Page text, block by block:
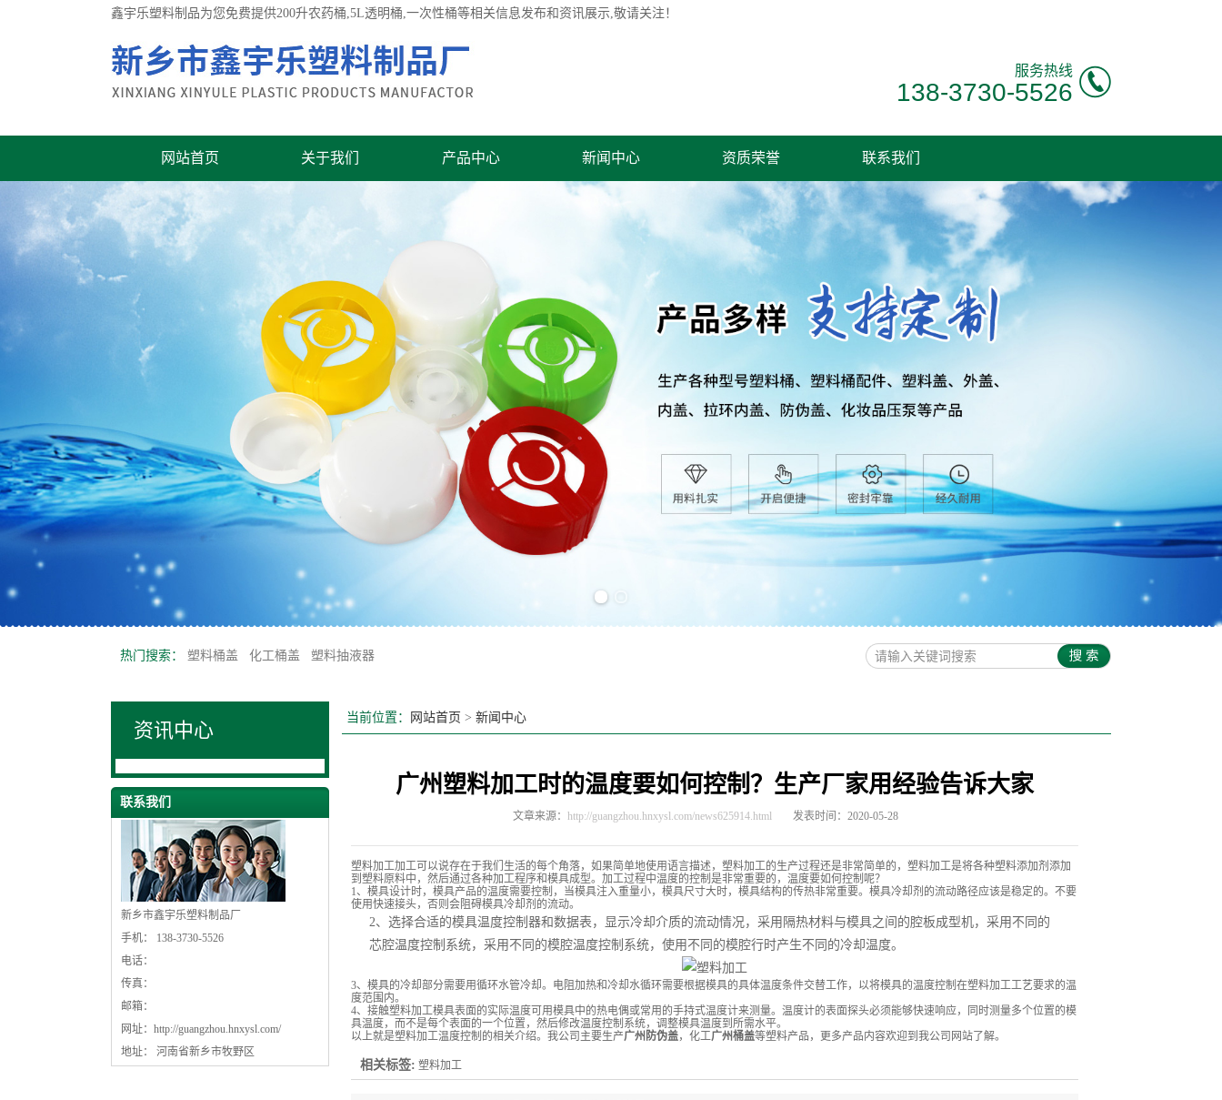
鑫宇乐塑料制品为您免费提供200升农药桶,5L透明桶,一次性桶等相关信息发布和资讯展示,敬请关注！
服务热线
138-3730-5526
网站首页 关于我们 产品中心 新闻中心 资质荣誉 联系我们
热门搜索： 塑料桶盖 化工桶盖 塑料抽液器
资讯中心
联系我们
新乡市鑫宇乐塑料制品厂
手机： 138-3730-5526
电话：
传真：
邮箱：
网址： http://guangzhou.hnxysl.com/
地址： 河南省新乡市牧野区
当前位置： 网站首页 > 新闻中心
广州塑料加工时的温度要如何控制？生产厂家用经验告诉大家
文章来源： http://guangzhou.hnxysl.com/news625914.html 发表时间：2020-05-28
塑料加工加工可以说存在于我们生活的每个角落，如果简单地使用语言描述，塑料加工的生产过程还是非常简单的，塑料加工是将各种塑料添加剂添加
到塑料原料中，然后通过各种加工程序和模具成型。加工过程中温度的控制是非常重要的，温度要如何控制呢？
1、模具设计时，模具产品的温度需要控制，当模具注入重量小，模具尺寸大时，模具结构的传热非常重要。模具冷却剂的流动路径应该是稳定的。不要
使用快速接头，否则会阻碍模具冷却剂的流动。
2、选择合适的模具温度控制器和数据表，显示冷却介质的流动情况，采用隔热材料与模具之间的腔板成型机，采用不同的
芯腔温度控制系统，采用不同的模腔温度控制系统，使用不同的模腔行时产生不同的冷却温度。
3、模具的冷却部分需要用循环水管冷却。电阻加热和冷却水循环需要根据模具的具体温度条件交替工作，以将模具的温度控制在塑料加工工艺要求的温
度范围内。
4、接触塑料加工模具表面的实际温度可用模具中的热电偶或常用的手持式温度计来测量。温度计的表面探头必须能够快速响应，同时测量多个位置的模
具温度，而不是每个表面的一个位置，然后修改温度控制系统，调整模具温度到所需水平。
以上就是塑料加工温度控制的相关介绍。我公司主要生产广州防伪盖，化工广州桶盖等塑料产品，更多产品内容欢迎到我公司网站了解。
相关标签: 塑料加工